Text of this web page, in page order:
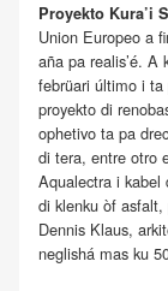
Proyekto Kura’i
Union Europeo a
aña pa realis’é. A
febrüari último i ta
proyekto di
ophetivo ta pa
di tera, entre otro
Aqualectra i kabel
di klenku òf asfalt,
Dennis Klaus,
neglishá mas ku